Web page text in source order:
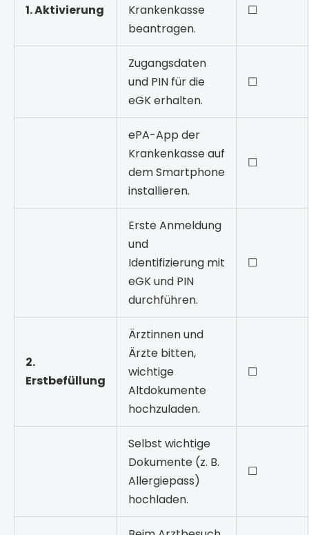
1. Aktivierung
Krankenkasse
beantragen.
☐
Zugangsdaten
und PIN für die
eGK erhalten.
☐
ePA-App der
Krankenkasse auf
dem Smartphone
installieren.
☐
Erste Anmeldung
und
Identifizierung mit
eGK und PIN
durchführen.
☐
2.
Erstbefüllung
Ärztinnen und
Ärzte bitten,
wichtige
Altdokumente
hochzuladen.
☐
Selbst wichtige
Dokumente (z. B.
Allergiepass)
hochladen.
☐